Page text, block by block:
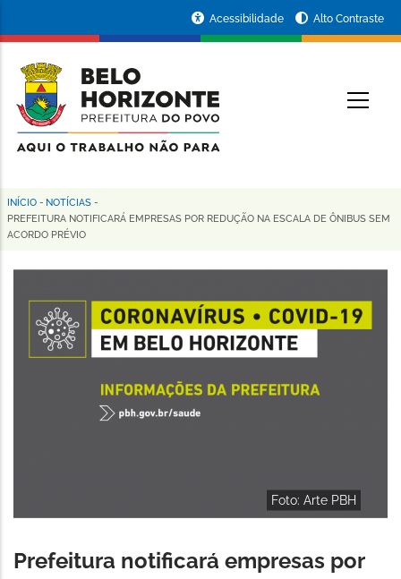
conteúdo
principal
da
Prefeitura
de
Horizonte
Acessibilidade Alto Contraste
Trilha
de
navegação
INÍCIO - NOTÍCIAS -
PREFEITURA NOTIFICARÁ EMPRESAS POR REDUÇÃO NA ESCALA DE ÔNIBUS SEM
ACORDO PRÉVIO
Foto: Arte PBH
Prefeitura notificará empresas por